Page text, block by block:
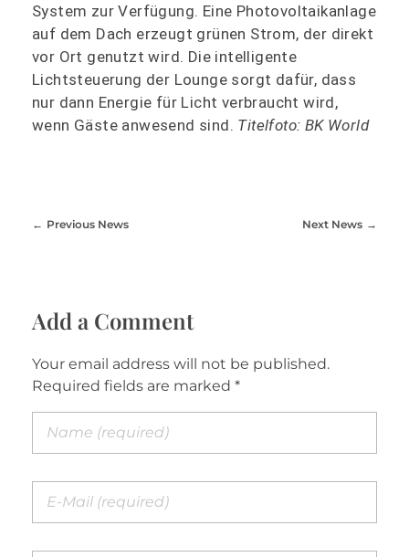
System zur Verfügung. Eine Photovoltaikanlage
auf dem Dach erzeugt grünen Strom, der direkt
vor Ort genutzt wird. Die intelligente
Lichtsteuerung der Lounge sorgt dafür, dass
nur dann Energie für Licht verbraucht wird,
wenn Gäste anwesend sind. Titelfoto: BK World
Previous News Next News
Add a Comment
Your email address will not be published.
Required fields are marked *